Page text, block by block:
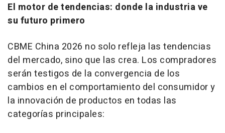
El motor de tendencias: donde la industria ve
su futuro primero
CBME China 2026 no solo refleja las tendencias
del mercado, sino que las crea. Los compradores
serán testigos de la convergencia de los
cambios en el comportamiento del consumidor y
la innovación de productos en todas las
categorías principales: